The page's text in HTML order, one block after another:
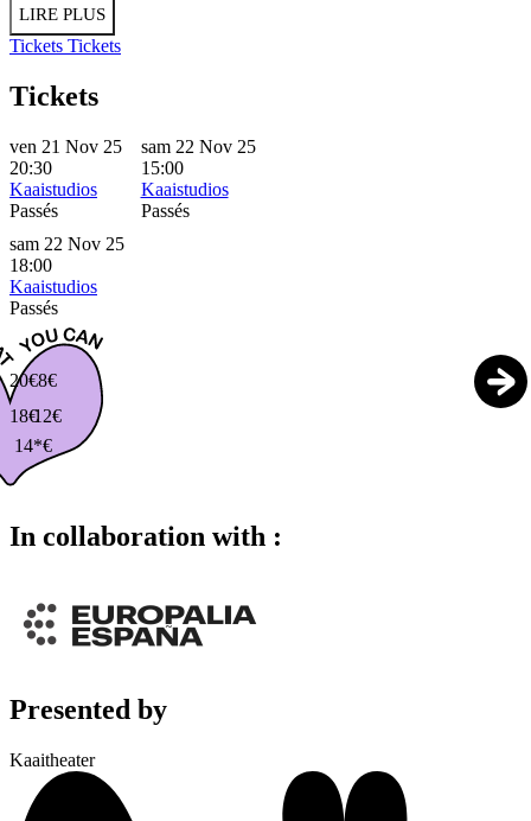
LIRE PLUS
Tickets Tickets
Tickets
ven 21 Nov 25
20:30
Kaaistudios
Passés
sam 22 Nov 25
15:00
Kaaistudios
Passés
sam 22 Nov 25
18:00
Kaaistudios
Passés
20€
18€
14*€
12€
8€
In collaboration with :
Presented by
Kaaitheater